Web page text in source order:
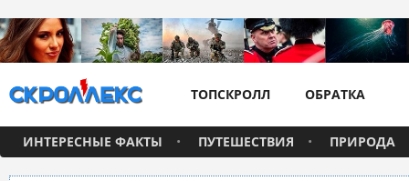
ТОПСКРОЛЛ ОБРАТКА
ИНТЕРЕСНЫЕ ФАКТЫ ПУТЕШЕСТВИЯ ПРИРОДА